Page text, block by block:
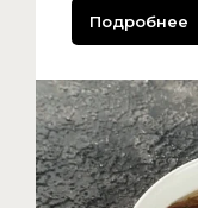
Подробнее